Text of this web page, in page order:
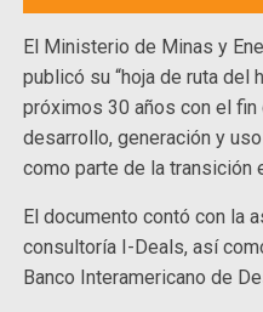
El Ministerio de Minas y
publicó su “hoja de ruta del
próximos 30 años con el fin
desarrollo, generación y
como parte de la transición
El documento contó con la
consultoría I-Deals, así
Banco Interamericano de